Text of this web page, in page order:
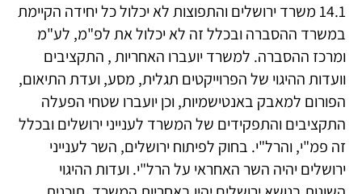
14.1 משרד ירושלים והתפוצות לא יכלול כל יחידה הקיימת
במשרד ההסברה ובכלל זה לא יכלול את לפ"מ, לע"מ
ומרכז ההסברה. למשרד יועברו האחריות , התקציבים
וועדות ההיגוי של הפרוייקטים תגלית, מסע, ועדת התיאום,
הפורום למאבק באנטישמיות, וכן יועברו שטחי הפעלה
התקציבים והתפקידים של המשרד לענייני ירושלים ובכלל
זה פמ"י, והרל"י. בחוק לפיתוח ירושלים, השר לענייני
ירושלים יהיה השר האחראי על הרל"י. ועדות ההיגוי